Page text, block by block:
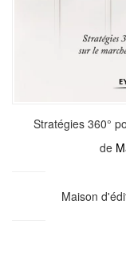
Stratégies 360°
de
Maison